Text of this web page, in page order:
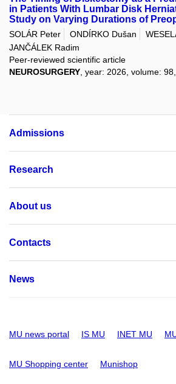
in Patients With Lumbar Disk
Study on Varying Durations of
SOLÁR Peter ONDÍRKO Dušan
JANČÁLEK Radim
Peer-reviewed scientific article
NEUROSURGERY , year: 2026, volume:
Admissions
Research
About us
Contacts
News
MU news portal IS MU INET MU
MU Shopping center Munishop